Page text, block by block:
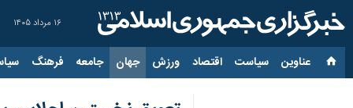
۱۶ مرداد ۱۴۰۵
عناوین‌ سیاست اقتصاد ورزش جهان جامعه فرهنگ